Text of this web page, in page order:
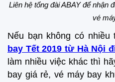
Liên hệ tổng đài ABAY để nhận
vé
Nếu bạn không có
bay Tết 2019 từ Hà Nội
làm nhiều việc khác thì
bay giá rẻ, vé máy bay